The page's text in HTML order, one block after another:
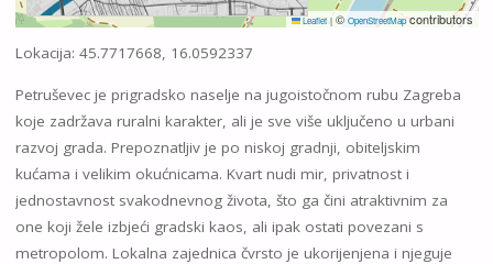
Leaflet |© OpenStreetMapcontributors
Lokacija: 45.7717668, 16.0592337
Petruševec je prigradsko naselje na jugoistočnom rubu Zagreba
koje zadržava ruralni karakter, ali je sve više uključeno u urbani
razvoj grada. Prepoznatljiv je po niskoj gradnji, obiteljskim
kućama i velikim okućnicama. Kvart nudi mir, privatnost i
jednostavnost svakodnevnog života, što ga čini atraktivnim za
one koji žele izbjeći gradski kaos, ali ipak ostati povezani s
metropolom. Lokalna zajednica čvrsto je ukorijenjena i njeguje